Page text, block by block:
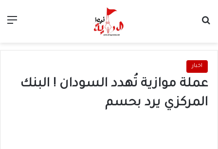
اخبار
عملة موازية تُهدد السودان ! البنك
المركزي يرد بحسم